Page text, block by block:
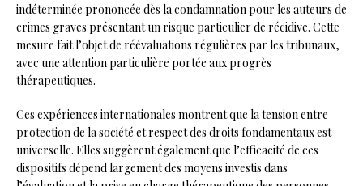
indéterminée prononcée dès la condamnation pour les auteurs de
crimes graves présentant un risque particulier de récidive. Cette
mesure fait l’objet de réévaluations régulières par les tribunaux,
avec une attention particulière portée aux progrès
thérapeutiques.
Ces expériences internationales montrent que la tension entre
protection de la société et respect des droits fondamentaux est
universelle. Elles suggèrent également que l’efficacité de ces
dispositifs dépend largement des moyens investis dans